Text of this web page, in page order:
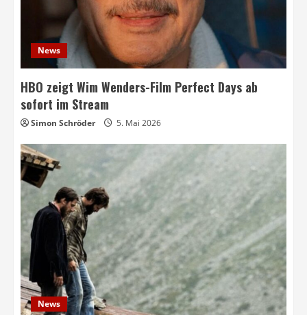
News
HBO zeigt Wim Wenders-Film Perfect Days ab
sofort im Stream
Simon Schröder 5. Mai 2026
News